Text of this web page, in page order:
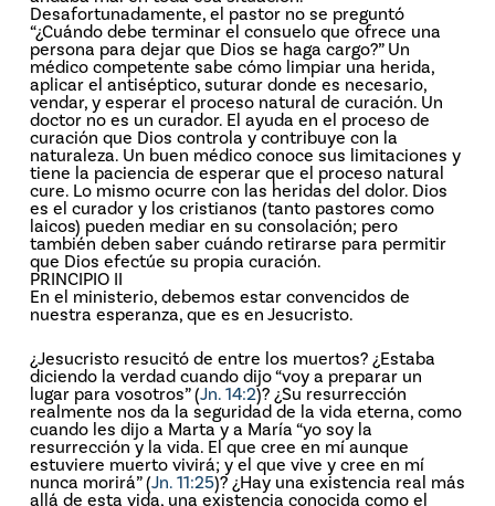
Desafortunadamente, el pastor no se preguntó
“¿Cuándo debe terminar el consuelo que ofrece una
persona para dejar que Dios se haga cargo?” Un
médico competente sabe cómo limpiar una herida,
aplicar el antiséptico, suturar donde es necesario,
vendar, y esperar el proceso natural de curación. Un
doctor no es un curador. El ayuda en el proceso de
curación que Dios controla y contribuye con la
naturaleza. Un buen médico conoce sus limitaciones y
tiene la paciencia de esperar que el proceso natural
cure. Lo mismo ocurre con las heridas del dolor. Dios
es el curador y los cristianos (tanto pastores como
laicos) pueden mediar en su consolación; pero
también deben saber cuándo retirarse para permitir
que Dios efectúe su propia curación.
PRINCIPIO II
En el ministerio, debemos estar convencidos de
nuestra esperanza, que es en Jesucristo.
¿Jesucristo resucitó de entre los muertos? ¿Estaba
diciendo la verdad cuando dijo “voy a preparar un
lugar para vosotros” (Jn. 14:2)? ¿Su resurrección
realmente nos da la seguridad de la vida eterna, como
cuando les dijo a Marta y a María “yo soy la
resurrección y la vida. El que cree en mí aunque
estuviere muerto vivirá; y el que vive y cree en mí
nunca morirá” (Jn. 11:25)? ¿Hay una existencia real más
allá de esta vida, una existencia conocida como el